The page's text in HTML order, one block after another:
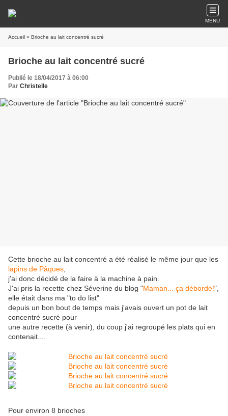
MENU
Accueil » Brioche au lait concentré sucré
Brioche au lait concentré sucré
Publié le 18/04/2017 à 06:00
Par Christelle
Cette brioche au lait concentré a été réalisé le même jour que les
lapins de Pâques
j'ai donc décidé de la faire à la machine à pain.
J'ai pris la recette chez Séverine du blog "Maman... ça déborde!",
elle était dans ma "to do list"
depuis un bon bout de temps mais j'avais ouvert un pot de lait
concentré sucré pour
une autre recette (à venir), du coup j'ai regroupé les plats qui en
contenait....
Pour environ 8 brioches